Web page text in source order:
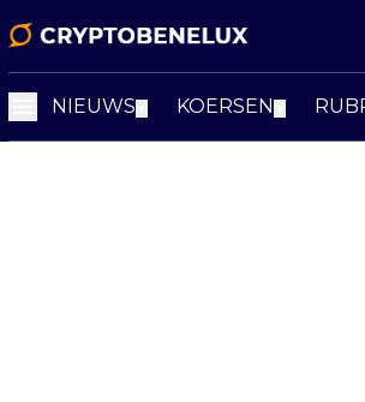
NIEUWS KOERSEN